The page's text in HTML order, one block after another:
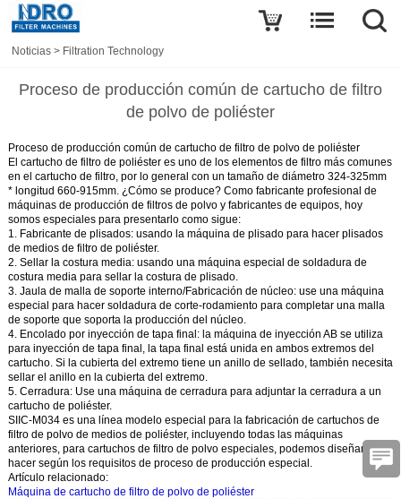
Noticias > Filtration Technology
Proceso de producción común de cartucho de filtro
de polvo de poliéster
Proceso de producción común de cartucho de filtro de polvo de poliéster
El cartucho de filtro de poliéster es uno de los elementos de filtro más comunes
en el cartucho de filtro, por lo general con un tamaño de diámetro 324-325mm
* longitud 660-915mm. ¿Cómo se produce? Como fabricante profesional de
máquinas de producción de filtros de polvo y fabricantes de equipos, hoy
somos especiales para presentarlo como sigue:
1. Fabricante de plisados: usando la máquina de plisado para hacer plisados
de medios de filtro de poliéster.
2. Sellar la costura media: usando una máquina especial de soldadura de
costura media para sellar la costura de plisado.
3. Jaula de malla de soporte interno/Fabricación de núcleo: use una máquina
especial para hacer soldadura de corte-rodamiento para completar una malla
de soporte que soporta la producción del núcleo.
4. Encolado por inyección de tapa final: la máquina de inyección AB se utiliza
para inyección de tapa final, la tapa final está unida en ambos extremos del
cartucho. Si la cubierta del extremo tiene un anillo de sellado, también necesita
sellar el anillo en la cubierta del extremo.
5. Cerradura: Use una máquina de cerradura para adjuntar la cerradura a un
cartucho de poliéster.
SIIC-M034 es una línea modelo especial para la fabricación de cartuchos de
filtro de polvo de medios de poliéster, incluyendo todas las máquinas
anteriores, para cartuchos de filtro de polvo especiales, podemos diseñar y
hacer según los requisitos de proceso de producción especial.
Artículo relacionado:
Máquina de cartucho de filtro de polvo de poliéster